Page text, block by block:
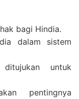
bagi Hindia.
dalam sistem
untuk
pentingnya